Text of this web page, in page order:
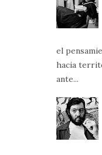
el
hacia
ante...